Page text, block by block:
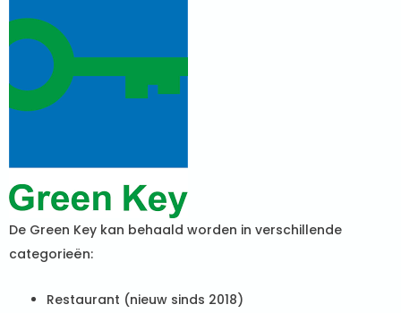
De Green Key kan behaald worden in verschillende
categorieën:
Restaurant (nieuw sinds 2018)